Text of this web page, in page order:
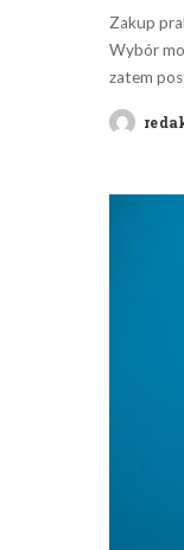
Zakup
Wybór
zatem
Posted